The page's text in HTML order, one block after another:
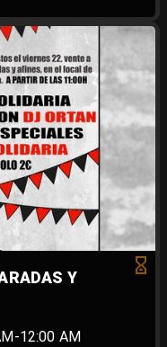
Y
12:00 AM